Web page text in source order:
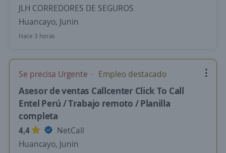
JLH CORREDORES DE SEGUROS
Huancayo, Junin
Hace 3 horas
Se precisa Urgente Empleo destacado
Asesor de ventas Callcenter Click To Call
Entel Perú / Trabajo remoto / Planilla
completa
4,4
NetCall
Huancayo, Junin